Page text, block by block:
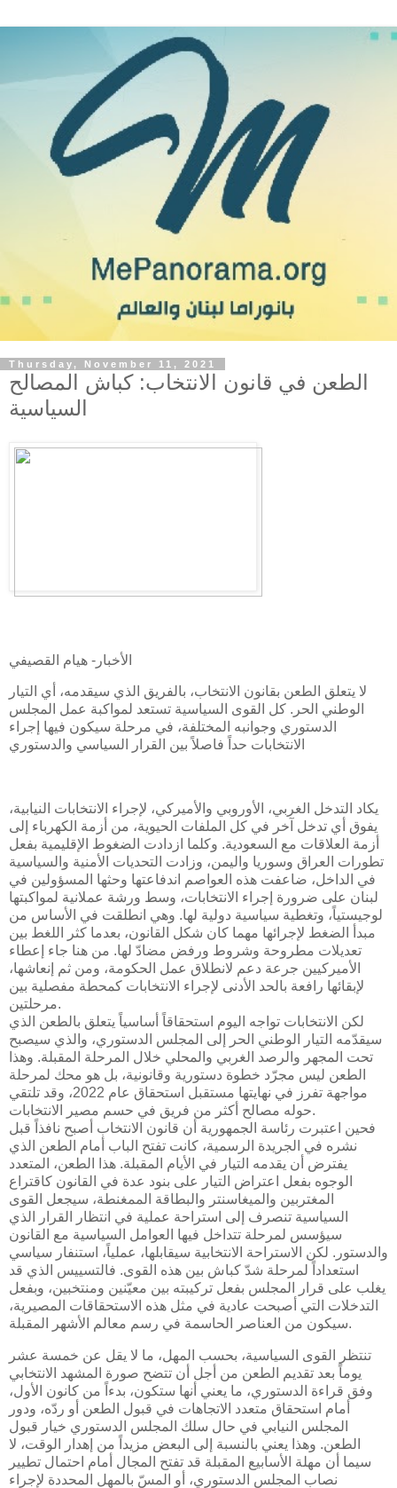
Thursday, November 11, 2021
الطعن في قانون الانتخاب: كباش المصالح
السياسية
الأخبار- هيام القصيفي
لا يتعلق الطعن بقانون الانتخاب، بالفريق الذي سيقدمه، أي التيار
الوطني الحر. كل القوى السياسية تستعد لمواكبة عمل المجلس
الدستوري وجوانبه المختلفة، في مرحلة سيكون فيها إجراء
الانتخابات حداً فاصلاً بين القرار السياسي والدستوري
يكاد التدخل الغربي، الأوروبي والأميركي، لإجراء الانتخابات النيابية،
يفوق أي تدخل آخر في كل الملفات الحيوية، من أزمة الكهرباء إلى
أزمة العلاقات مع السعودية. وكلما ازدادت الضغوط الإقليمية بفعل
تطورات العراق وسوريا واليمن، وزادت التحديات الأمنية والسياسية
في الداخل، ضاعفت هذه العواصم اندفاعتها وحثها المسؤولين في
لبنان على ضرورة إجراء الانتخابات، وسط ورشة عملانية لمواكبتها
لوجيستياً، وتغطية سياسية دولية لها. وهي انطلقت في الأساس من
مبدأ الضغط لإجرائها مهما كان شكل القانون، بعدما كثر اللغط بين
تعديلات مطروحة وشروط ورفض مضادّ لها. من هنا جاء إعطاء
الأميركيين جرعة دعم لانطلاق عمل الحكومة، ومن ثم إنعاشها،
لإبقائها رافعة بالحد الأدنى لإجراء الانتخابات كمحطة مفصلية بين
مرحلتين.
لكن الانتخابات تواجه اليوم استحقاقاً أساسياً يتعلق بالطعن الذي
سيقدّمه التيار الوطني الحر إلى المجلس الدستوري، والذي سيصبح
تحت المجهر والرصد الغربي والمحلي خلال المرحلة المقبلة. وهذا
الطعن ليس مجرّد خطوة دستورية وقانونية، بل هو محك لمرحلة
مواجهة تفرز في نهايتها مستقبل استحقاق عام 2022، وقد تلتقي
حوله مصالح أكثر من فريق في حسم مصير الانتخابات.
فحين اعتبرت رئاسة الجمهورية أن قانون الانتخاب أصبح نافذاً قبل
نشره في الجريدة الرسمية، كانت تفتح الباب أمام الطعن الذي
يفترض أن يقدمه التيار في الأيام المقبلة. هذا الطعن، المتعدد
الوجوه بفعل اعتراض التيار على بنود عدة في القانون كاقتراع
المغتربين والميغاسنتر والبطاقة الممغنطة، سيجعل القوى
السياسية تنصرف إلى استراحة عملية في انتظار القرار الذي
سيؤسس لمرحلة تتداخل فيها العوامل السياسية مع القانون
والدستور. لكن الاستراحة الانتخابية سيقابلها، عملياً، استنفار سياسي
استعداداً لمرحلة شدّ كباش بين هذه القوى. فالتسييس الذي قد
يغلب على قرار المجلس بفعل تركيبته بين معيّنين ومنتخبين، وبفعل
التدخلات التي أصبحت عادية في مثل هذه الاستحقاقات المصيرية،
سيكون من العناصر الحاسمة في رسم معالم الأشهر المقبلة.
تنتظر القوى السياسية، بحسب المهل، ما لا يقل عن خمسة عشر
يوماً بعد تقديم الطعن من أجل أن تتضح صورة المشهد الانتخابي
وفق قراءة الدستوري، ما يعني أنها ستكون، بدءاً من كانون الأول،
أمام استحقاق متعدد الاتجاهات في قبول الطعن أو ردّه، ودور
المجلس النيابي في حال سلك المجلس الدستوري خيار قبول
الطعن. وهذا يعني بالنسبة إلى البعض مزيداً من إهدار الوقت، لا
سيما أن مهلة الأسابيع المقبلة قد تفتح المجال أمام احتمال تطيير
نصاب المجلس الدستوري، أو المسّ بالمهل المحددة لإجراء